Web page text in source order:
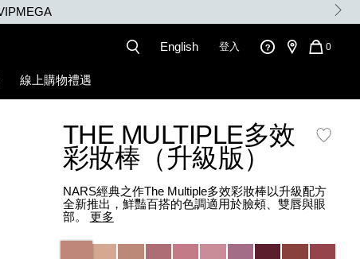
English 登入
CART
0
線上購物禮遇
THE MULTIPLE多效
彩妝棒（升級版）
NARS經典之作The Multiple多效彩妝棒以升級配方
全新推出，鮮豔百搭的色調適用於臉頰、雙唇與眼
部。 更多
Variations